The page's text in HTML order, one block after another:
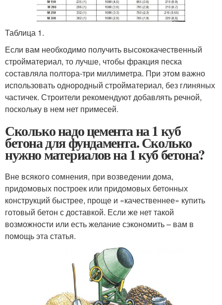
Таблица 1.
Если вам необходимо получить высококачественный
стройматериал, то лучше, чтобы фракция песка
составляла полтора-три миллиметра. При этом важно
использовать однородный стройматериал, без глиняных
частичек. Строители рекомендуют добавлять речной,
поскольку в нем нет примесей.
Сколько надо цемента на 1 куб
бетона для фундамента. Сколько
нужно материалов на 1 куб бетона?
Вне всякого сомнения, при возведении дома,
придомовых построек или придомовых бетонных
конструкций быстрее, проще и «качественнее» купить
готовый бетон с доставкой. Если же нет такой
возможности или есть желание сэкономить – вам в
помощь эта статья.